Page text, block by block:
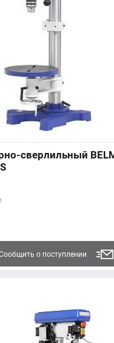
сверлильный
о поступлении